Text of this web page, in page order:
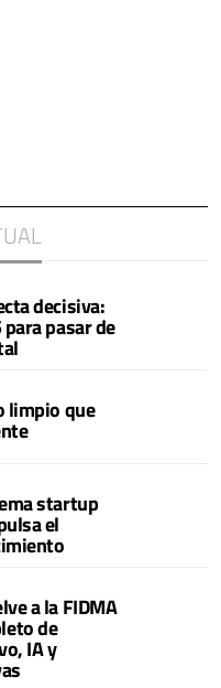
decisiva:
pasar de
limpio que
startup
el
a la FIDMA
de
IA y